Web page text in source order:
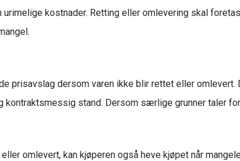
kostnader. Retting eller omlevering skal
prisavslag dersom varen ikke blir rettet eller
kontraktsmessig stand. Dersom særlige grunner taler
omlevert, kan kjøperen også heve kjøpet når